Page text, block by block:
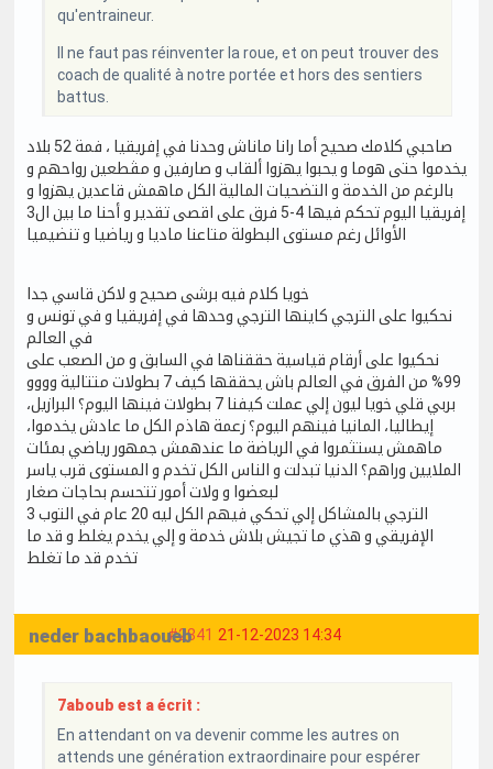
qu'entraineur.
Il ne faut pas réinventer la roue, et on peut trouver des
coach de qualité à notre portée et hors des sentiers
battus.
صاحبي كلامك صحيح أما رانا ماناش وحدنا في إفريقيا ، فمة 52 بلاد
يخدموا حتى هوما و يحبوا يهزوا ألقاب و صارفين و مڤطعين رواحهم و
بالرغم من الخدمة و التضحيات المالية الكل ماهمش قاعدين يهزوا و
إفريقيا اليوم تحكم فيها 4-5 فرق على اقصى تقدير و أحنا ما بين ال3
الأوائل رغم مستوى البطولة متاعنا ماديا و رياضيا و تنضيميا
خويا كلام فيه برشى صحيح و لاكن قاسي جدا
نحكيوا على الترجي كاينها الترجي وحدها في إفريقيا و في تونس و
في العالم
نحكيوا على أرقام قياسية حققناها في السابق و من الصعب على
99% من الفرق في العالم باش يحققها كيف 7 بطولات متتالية وووو
بربي قلي خويا ليون إلي عملت كيفنا 7 بطولات فينها اليوم؟ البرازيل،
إيطاليا، المانيا فينهم اليوم؟ زعمة هاذم الكل ما عادش يخدموا،
ماهمش يستثمروا في الرياضة ما عندهمش جمهور رياضي بمئات
الملايين وراهم؟ الدنيا تبدلت و الناس الكل تخدم و المستوى قرب ياسر
لبعضوا و ولات أمور تتحسم بحاجات صغار
الترجي بالمشاكل إلي تحكي فيهم الكل ليه 20 عام في التوب 3
الإفريقي و هذي ما تجيش بلاش خدمة و إلي يخدم يغلط و قد ما
تخدم قد ما تغلط
#2841 21-12-2023 14:34
neder bachbaoueb
7aboub est a écrit :
En attendant on va devenir comme les autres on
attends une génération extraordinaire pour espérer